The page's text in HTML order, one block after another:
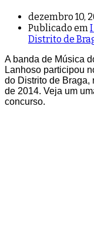
dezembro 10,
Publicado em
Distrito de
A banda de Música
Lanhoso participou
do Distrito de Braga,
de 2014. Veja um
concurso.